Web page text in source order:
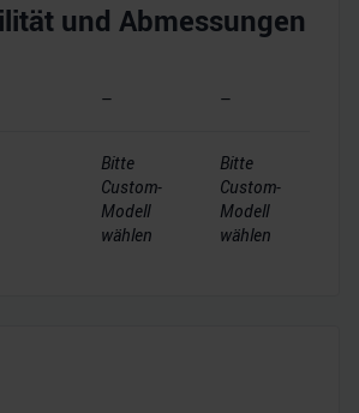
und Abmessungen
– –
Bitte
Custom-
Modell
wählen
Bitte
Custom-
Modell
wählen